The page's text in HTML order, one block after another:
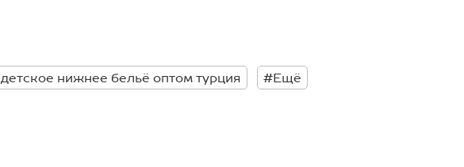
детское нижнее бельё оптом турция #Ещё